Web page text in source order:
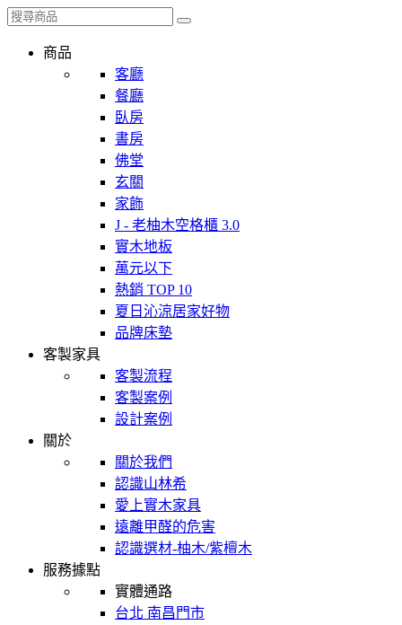
商品
客廳
餐廳
臥房
書房
佛堂
玄關
家飾
J - 老柚木空格櫃 3.0
實木地板
萬元以下
熱銷 TOP 10
夏日沁涼居家好物
品牌床墊
客製家具
客製流程
客製案例
設計案例
關於
關於我們
認識山林希
愛上實木家具
遠離甲醛的危害
認識選材-柚木/紫檀木
服務據點
實體通路
台北 南昌門市